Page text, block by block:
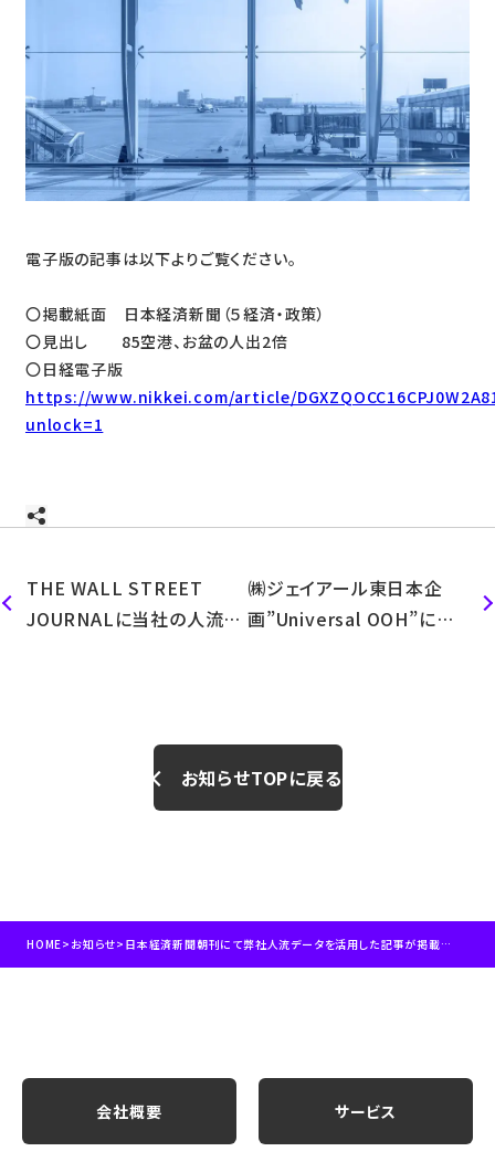
電子版の記事は以下よりご覧ください。
〇掲載紙面 日本経済新聞（５経済・政策）
〇見出し 85空港、お盆の人出2倍
〇日経電子版
https://www.nikkei.com/article/
unlock=1
THE WALL STREET
JOURNALに当社の人流デ
㈱ジェイアール東日本企
画”Universal OOH”にて
お知らせTOPに戻る
HOME> お知らせ> 日本経済新聞朝刊にて弊社人流データを活用した記事が掲載されました
会社概要 サービス